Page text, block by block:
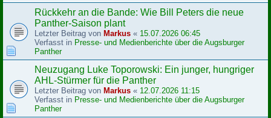
Rückkehr an die Bande: Wie Bill Peters die neue
Panther-Saison plant
Letzter Beitrag von Markus « 15.07.2026 06:45
Verfasst in Presse- und Medienberichte über die Augsburger
Panther
Neuzugang Luke Toporowski: Ein junger, hungriger
AHL-Stürmer für die Panther
Letzter Beitrag von Markus « 12.07.2026 11:15
Verfasst in Presse- und Medienberichte über die Augsburger
Panther